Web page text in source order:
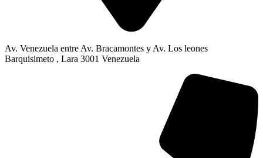
Av. Venezuela entre Av. Bracamontes y Av. Los leones
Barquisimeto , Lara 3001 Venezuela